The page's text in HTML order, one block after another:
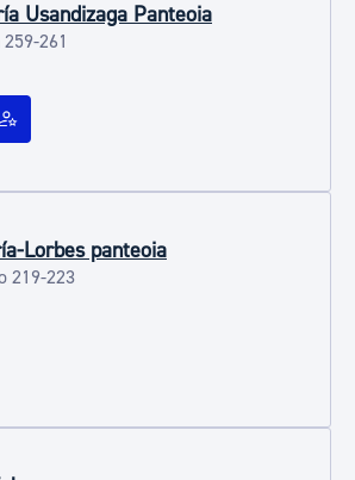
Usandizaga Panteoia
261
Lorbes panteoia
219-223